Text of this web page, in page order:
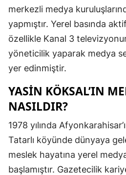
merkezli medya
yapmıştır. Yerel basında
özellikle Kanal 3
yöneticilik yaparak medya
yer edinmiştir.
YASIN KÖKSAL’IN
NASILDIR?
1978 yılında
Tatarlı köyünde dünyaya
meslek hayatına yerel
başlamıştır. Gazetecilik